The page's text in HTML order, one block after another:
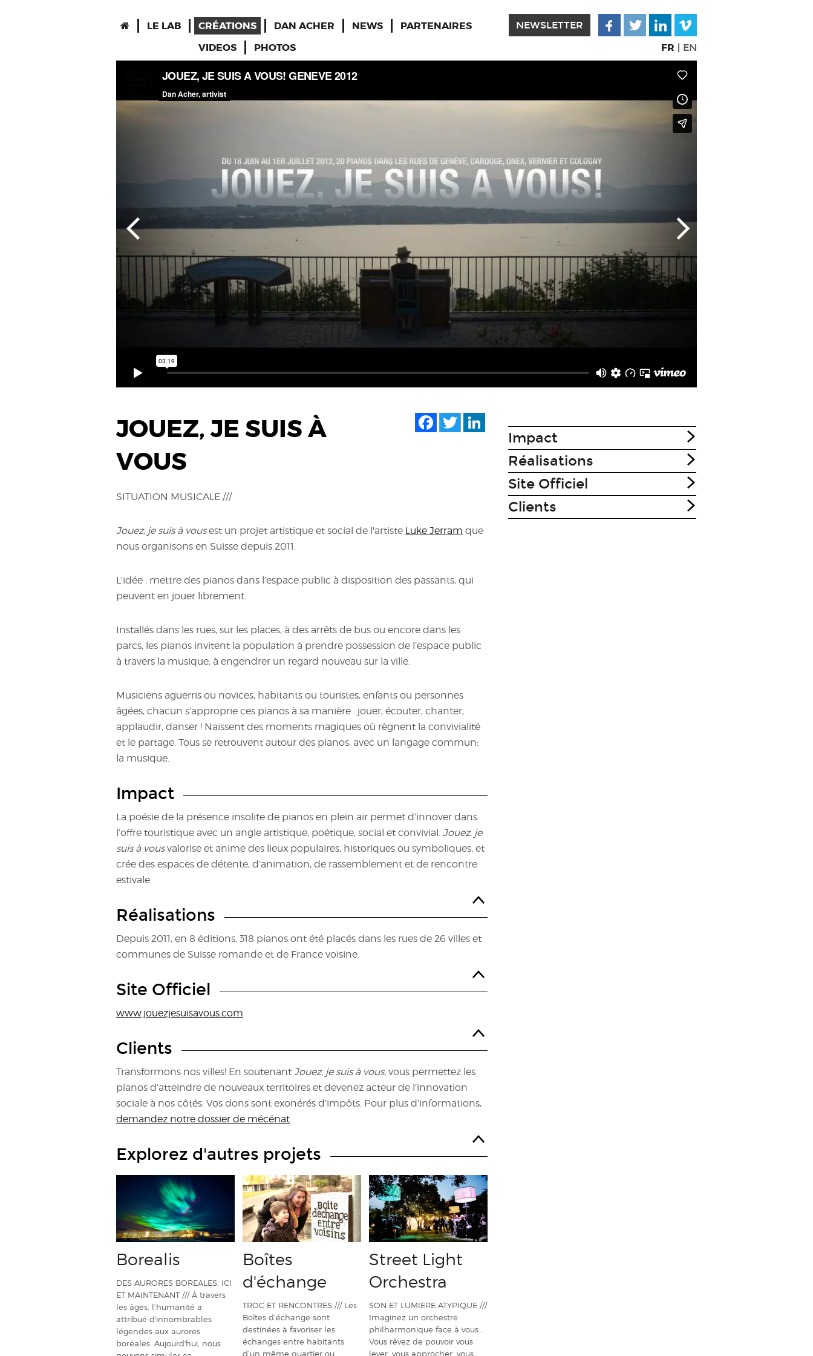
LE LAB
CRÉATIONS
VIDEOS
PHOTOS
DAN ACHER NEWS PARTENAIRES NEWSLETTER
FR | EN
Facebook
Twitter
JOUEZ, JE SUIS À
VOUS
SITUATION MUSICALE ///
Jouez, je suis à vousest un projet artistique et social de l'artiste Luke Jerram que
nous organisons en Suisse depuis 2011.
L'idée : mettre des pianos dans l’espace public à disposition des passants, qui
peuvent en jouer librement.
Installés dans les rues, sur les places, à des arrêts de bus ou encore dans les
parcs, les pianos invitent la population à prendre possession de l’espace public
à travers la musique, à engendrer un regard nouveau sur la ville.
Musiciens aguerris ou novices, habitants ou touristes, enfants ou personnes
âgées, chacun s’approprie ces pianos à sa manière : jouer, écouter, chanter,
applaudir, danser ! Naissent des moments magiques où règnent la convivialité
et le partage. Tous se retrouvent autour des pianos, avec un langage commun:
la musique.
Impact
La poésie de la présence insolite de pianos en plein air permet d’innover dans
l’offre touristique avec un angle artistique, poétique, social et convivial. Jouez, je
suis à vousvalorise et anime des lieux populaires, historiques ou symboliques, et
crée des espaces de détente, d’animation, de rassemblement et de rencontre
estivale.
Réalisations
Depuis 2011, en 8 éditions, 318 pianos ont été placés dans les rues de 26 villes et
communes de Suisse romande et de France voisine.
Site Officiel
www.jouezjesuisavous.com
Clients
Transformons nos villes! En soutenant Jouez, je suis à vous, vous permettez les
pianos d’atteindre de nouveaux territoires et devenez acteur de l’innovation
sociale à nos côtés. Vos dons sont exonérés d’impôts. Pour plus d’informations,
demandez notre dossier de mécénat.
Explorez d'autres projets
Borealis
DES AURORES BOREALES, ICI
ET MAINTENANT /// À travers
les âges, l’humanité a
attribué d'innombrables
légendes aux aurores
boréales. Aujourd'hui, nous
Boîtes
d'échange
TROC ET RENCONTRES /// Les
Boîtes d’échange sont
destinées à favoriser les
échanges entre habitants
d’un même quartier ou
Street Light
Orchestra
SON ET LUMIERE ATYPIQUE ///
Imaginez un orchestre
philharmonique face à vous…
Vous rêvez de pouvoir vous
lever, vous approcher, vous
Impact
Réalisations
Site Officiel
Clients